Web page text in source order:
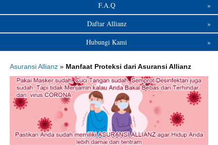
F.A.Q
»
Daftar Allianz
»
Hubungi Kami
»
Asuransi Allianz » Manfaat Proteksi dari Asuransi Allianz